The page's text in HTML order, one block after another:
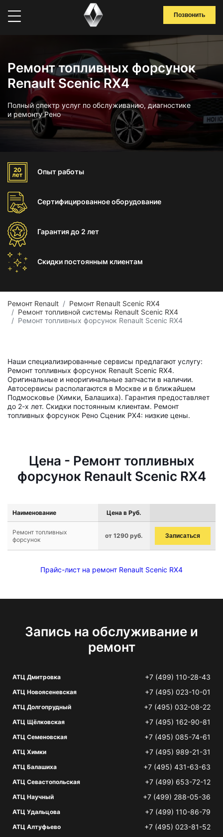
Позвонить
Ремонт топливных форсунок
Renault Scenic RX4
Полный спектр услуг по обслуживанию, диагностике
и ремонту Рено
Опыт работы
Сертифицированноеоборудование
Гарантиядо 2 лет
Скидки постоянным клиентам
Ремонт Renault
Ремонт Renault Scenic RX4
Ремонт топливной системы Renault Scenic RX4
Ремонт топливных форсунок Renault Scenic RX4
Наши специализированные сервисы предлагают услугу:
Ремонт топливных форсунок Renault Scenic RX4.
Оригинальные и неоригинальные запчасти в наличии.
Автосервисы располагаются в Москве и в ближайшем
Подмосковье (Химки, Балашиха). Гарантия предоставляет
до 2-х лет. Скидки постоянным клиентам. Ремонт
топливных форсунок Рено Сценик РХ4: низкие цены.
Цена - Ремонт топливных
форсунок Renault Scenic RX4
Наименование Цена в Руб.
Ремонт топливных
форсунок
от 1290 руб. Записаться
Прайс-лист на ремонт Renault Scenic RX4
Запись на обслуживание и
ремонт
АТЦ Дмитровка +7 (499) 110-28-43
АТЦ Новоясеневская +7 (495) 023-10-01
АТЦ Долгопрудный +7 (495) 032-08-22
АТЦ Щёлковская +7 (495) 162-90-81
АТЦ Семеновская +7 (495) 085-74-61
АТЦ Химки +7 (495) 989-21-31
АТЦ Балашиха +7 (495) 431-63-63
АТЦ Севастопольская +7 (499) 653-72-12
АТЦ Научный +7 (499) 288-05-36
АТЦ Удальцова +7 (499) 110-86-79
АТЦ Алтуфьево +7 (495) 023-81-52